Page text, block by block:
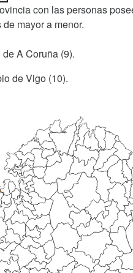
con las personas
mayor a menor.
A Coruña (9).
de Vigo (10).